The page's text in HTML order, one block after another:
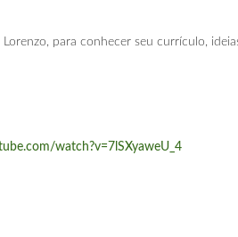
para conhecer seu currículo,
watch?v=7lSXyaweU_4